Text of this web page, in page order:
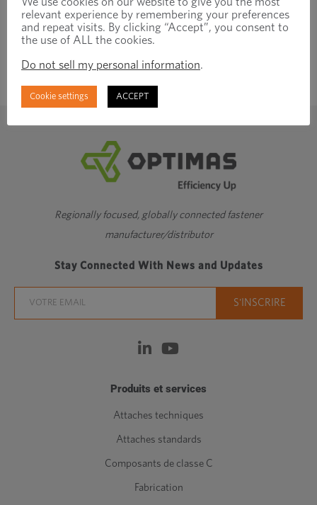
Abonnez-vous pour
rester connecté
Regionally focused, globally connected fastener
manufacturer/distributor
Stay Connected With News and Updates
Produits et services
Attaches techniques
Attaches standards
Composants de classe C
Fabrication
relevant experience by remembering your preferences
and repeat visits. By clicking “Accept”, you consent to
the use of ALL the cookies.
Do not sell my personal information.
Cookie settings ACCEPT